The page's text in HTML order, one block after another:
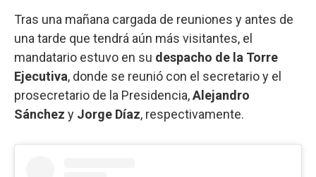
Tras una mañana cargada de reuniones y antes de
una tarde que tendrá aún más visitantes, el
mandatario estuvo en su despacho de la Torre
Ejecutiva, donde se reunió con el secretario y el
prosecretario de la Presidencia,Alejandro
Sánchez y Jorge Díaz, respectivamente.